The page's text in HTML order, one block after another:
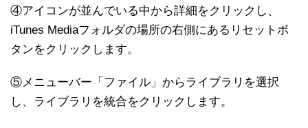
④アイコンが並んでいる中から詳細をクリックし、
iTunes Mediaフォルダの場所の右側にあるリセットボ
タンをクリックします。
⑤メニューバー「ファイル」からライブラリを選択
し、ライブラリを統合をクリックします。